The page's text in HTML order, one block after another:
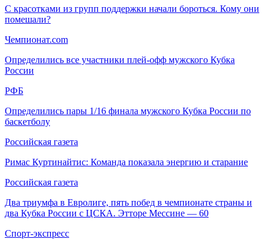
С красотками из групп поддержки начали бороться. Кому они
помешали?
Чемпионат.com
Определились все участники плей-офф мужского Кубка
России
РФБ
Определились пары 1/16 финала мужского Кубка России по
баскетболу
Российская газета
Римас Куртинайтис: Команда показала энергию и старание
Российская газета
Два триумфа в Евролиге, пять побед в чемпионате страны и
два Кубка России с ЦСКА. Этторе Мессине — 60
Спорт-экспресс